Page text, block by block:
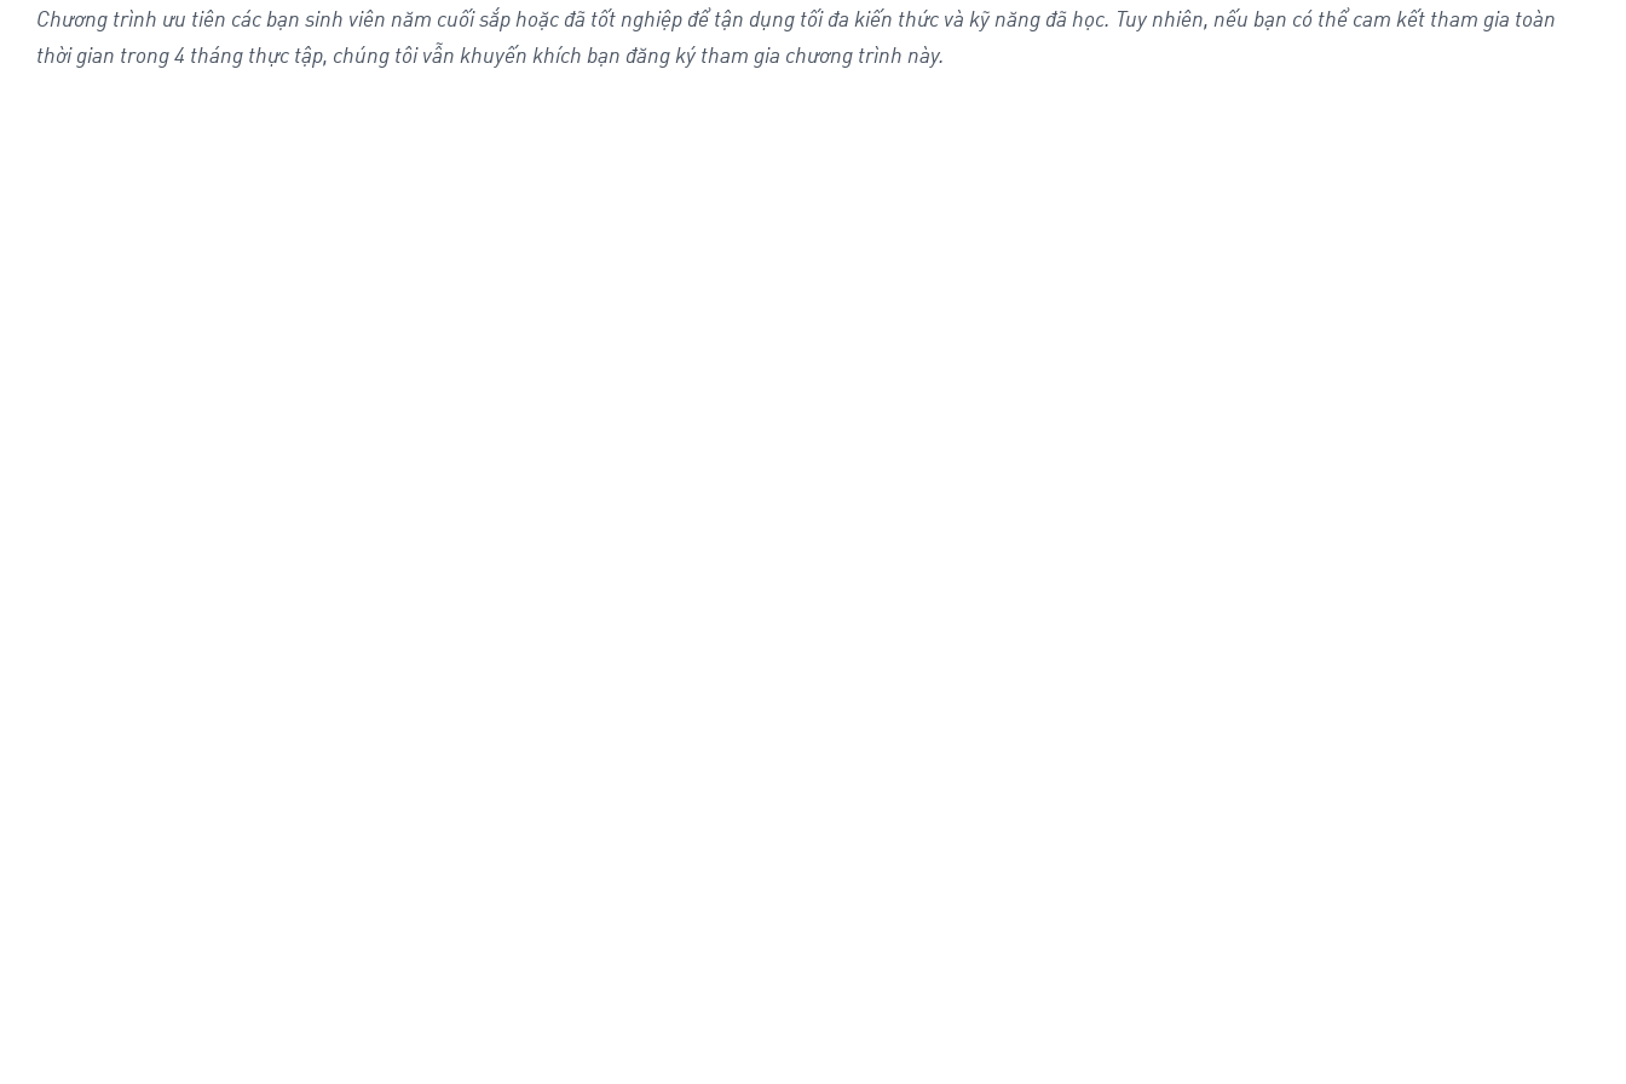
Chương trình ưu tiên các bạn sinh viên năm cuối sắp hoặc đã tốt nghiệp để tận dụng tối đa kiến thức và kỹ năng đã học. Tuy nhiên, nếu bạn có thể cam kết tham gia toàn
thời gian trong 4 tháng thực tập, chúng tôi vẫn khuyến khích bạn đăng ký tham gia chương trình này.